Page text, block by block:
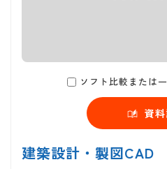
ソフト比較または
資
建築設計・製図CAD